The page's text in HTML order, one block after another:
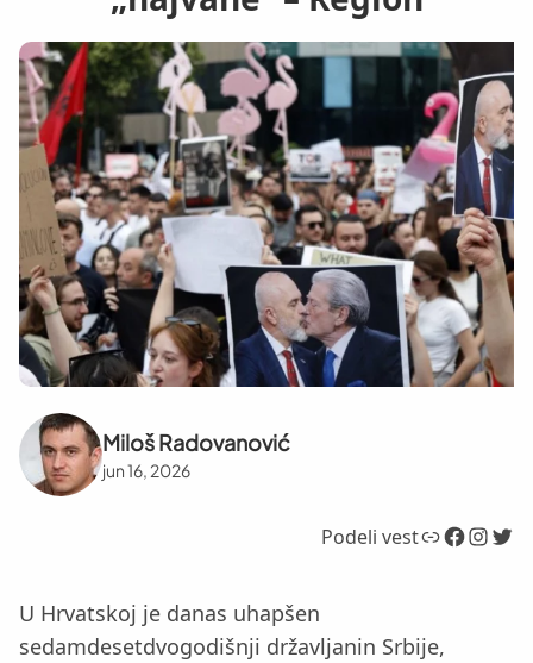
Miloš Radovanović
jun 16, 2026
Podeli vestLink Facebook InstagramTwitter
U Hrvatskoj je danas uhapšen
sedamdesetdvogodišnji državljanin Srbije,